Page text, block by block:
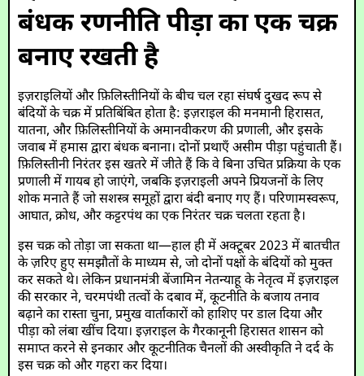
बंधक रणनीति पीड़ा का एक चक्र
बनाए रखती है
इज़राइलियों और फ़िलिस्तीनियों के बीच चल रहा संघर्ष दुखद रूप से
बंदियों के चक्र में प्रतिबिंबित होता है: इज़राइल की मनमानी हिरासत,
यातना, और फ़िलिस्तीनियों के अमानवीकरण की प्रणाली, और इसके
जवाब में हमास द्वारा बंधक बनाना। दोनों प्रथाएँ असीम पीड़ा पहुंचाती हैं।
फ़िलिस्तीनी निरंतर इस खतरे में जीते हैं कि वे बिना उचित प्रक्रिया के एक
प्रणाली में गायब हो जाएंगे, जबकि इज़राइली अपने प्रियजनों के लिए
शोक मनाते हैं जो सशस्त्र समूहों द्वारा बंदी बनाए गए हैं। परिणामस्वरूप,
आघात, क्रोध, और कट्टरपंथ का एक निरंतर चक्र चलता रहता है।
इस चक्र को तोड़ा जा सकता था—हाल ही में अक्टूबर 2023 में बातचीत
के ज़रिए हुए समझौतों के माध्यम से, जो दोनों पक्षों के बंदियों को मुक्त
कर सकते थे। लेकिन प्रधानमंत्री बेंजामिन नेतन्याहू के नेतृत्व में इज़राइल
की सरकार ने, चरमपंथी तत्वों के दबाव में, कूटनीति के बजाय तनाव
बढ़ाने का रास्ता चुना, प्रमुख वार्ताकारों को हाशिए पर डाल दिया और
पीड़ा को लंबा खींच दिया। इज़राइल के गैरकानूनी हिरासत शासन को
समाप्त करने से इनकार और कूटनीतिक चैनलों की अस्वीकृति ने दर्द के
इस चक्र को और गहरा कर दिया।